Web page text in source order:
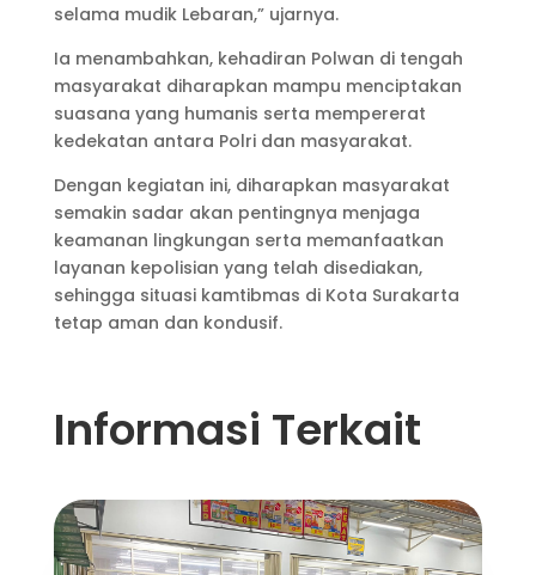
selama mudik Lebaran,” ujarnya.
Ia menambahkan, kehadiran Polwan di tengah
masyarakat diharapkan mampu menciptakan
suasana yang humanis serta mempererat
kedekatan antara Polri dan masyarakat.
Dengan kegiatan ini, diharapkan masyarakat
semakin sadar akan pentingnya menjaga
keamanan lingkungan serta memanfaatkan
layanan kepolisian yang telah disediakan,
sehingga situasi kamtibmas di Kota Surakarta
tetap aman dan kondusif.
Informasi Terkait